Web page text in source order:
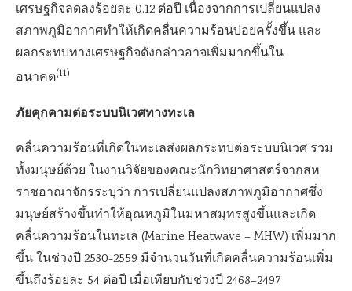
เศรษฐกิจลดลงร้อยละ 0.12 ต่อปี เนื่องจากการเปลี่ยนแปลง
สภาพภูมิอากาศทำให้เกิดคลื่นความร้อนบ่อยครั้งขึ้น และ
ผลกระทบทางเศรษฐกิจดังกล่าวอาจเพิ่มมากขึ้นใน
อนาคต(11)
ภัยคุกคามต่อระบบนิเวศทางทะเล
คลื่นความร้อนที่เกิดในทะเลส่งผลกระทบต่อระบบนิเวศ รวม
ทั้งมนุษย์ด้วย ในงานวิจัยของคณะนักวิทยาศาสตร์จากสห
ราชอาณาจักรระบุว่า การเปลี่ยนแปลงสภาพภูมิอากาศซึ่ง
มนุษย์สร้างขึ้นทำให้อุณหภูมิในมหาสมุทรสูงขึ้นและเกิด
คลื่นความร้อนในทะเล (Marine Heatwave – MHW) เพิ่มมาก
ขึ้น ในช่วงปี 2530-2559 มีจำนวนวันที่เกิดคลื่นความร้อนเพิ่ม
ขึ้นถึงร้อยละ 54 ต่อปี เมื่อเทียบกับช่วงปี 2468–2497